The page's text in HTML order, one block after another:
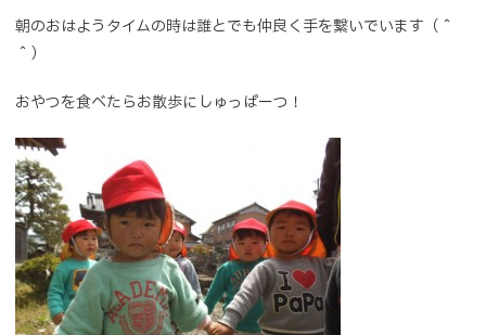
朝のおはようタイムの時は誰とでも仲良く手を繋いでいます（＾
＾）
おやつを食べたらお散歩にしゅっぱーつ！